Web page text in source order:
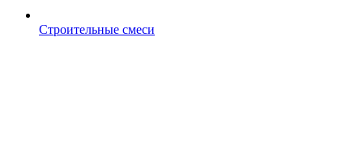
Строительные смеси